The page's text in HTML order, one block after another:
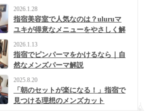
2026.1.28
指宿美容室で人気なのは？uluruマ
ユキが得意なメニューをやさしく解
2026.1.13
指宿でピンパーマをかけるなら｜自
然なメンズパーマ解説
2025.8.20
「朝のセットが楽になる！」指宿で
見つける理想のメンズカット